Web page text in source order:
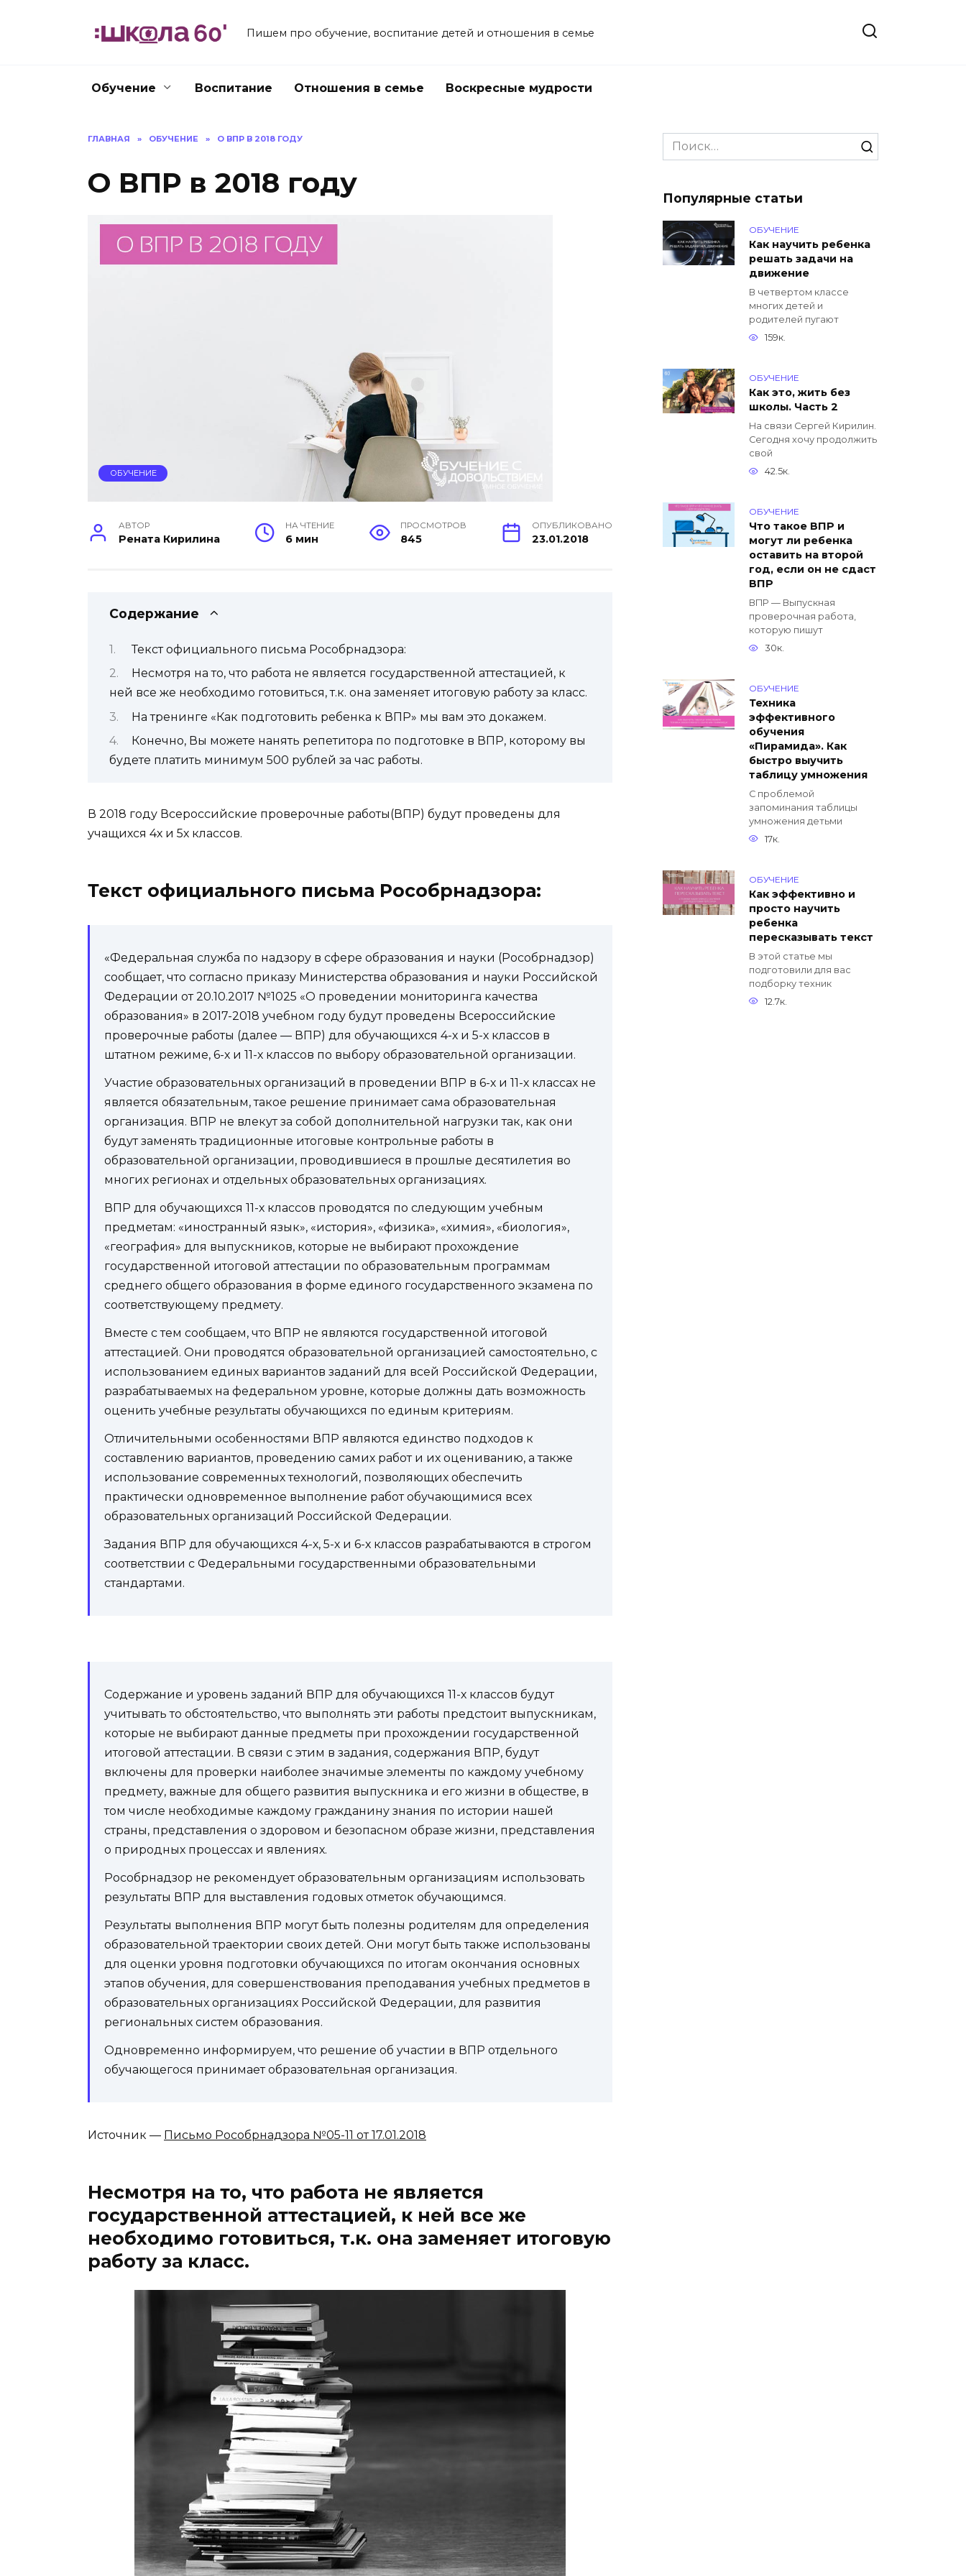
Пишем про обучение, воспитание детей и отношения в семье
Обучение Воспитание Отношения в семье Воскресные мудрости
ГЛАВНАЯ » ОБУЧЕНИЕ » О ВПР В 2018 ГОДУ
О ВПР в 2018 году
ОБУЧЕНИЕ
АВТОР
Рената Кирилина
НА ЧТЕНИЕ
6 мин
ПРОСМОТРОВ
845
ОПУБЛИКОВАНО
23.01.2018
Содержание
Текст официального письма Рособрнадзора:
Несмотря на то, что работа не является государственной аттестацией, к
ней все же необходимо готовиться, т.к. она заменяет итоговую работу за класс.
На тренинге «Как подготовить ребенка к ВПР» мы вам это докажем.
Конечно, Вы можете нанять репетитора по подготовке в ВПР, которому вы
будете платить минимум 500 рублей за час работы.
В 2018 году Всероссийские проверочные работы(ВПР) будут проведены для
учащихся 4х и 5х классов.
Текст официального письма Рособрнадзора:
«Федеральная служба по надзору в сфере образования и науки (Рособрнадзор)
сообщает, что согласно приказу Министерства образования и науки Российской
Федерации от 20.10.2017 №1025 «О проведении мониторинга качества
образования» в 2017-2018 учебном году будут проведены Всероссийские
проверочные работы (далее — ВПР) для обучающихся 4-х и 5-х классов в
штатном режиме, 6-х и 11-х классов по выбору образовательной организации.
Участие образовательных организаций в проведении ВПР в 6-х и 11-х классах не
является обязательным, такое решение принимает сама образовательная
организация. ВПР не влекут за собой дополнительной нагрузки так, как они
будут заменять традиционные итоговые контрольные работы в
образовательной организации, проводившиеся в прошлые десятилетия во
многих регионах и отдельных образовательных организациях.
ВПР для обучающихся 11-х классов проводятся по следующим учебным
предметам: «иностранный язык», «история», «физика», «химия», «биология»,
«география» для выпускников, которые не выбирают прохождение
государственной итоговой аттестации по образовательным программам
среднего общего образования в форме единого государственного экзамена по
соответствующему предмету.
Вместе с тем сообщаем, что ВПР не являются государственной итоговой
аттестацией. Они проводятся образовательной организацией самостоятельно, с
использованием единых вариантов заданий для всей Российской Федерации,
разрабатываемых на федеральном уровне, которые должны дать возможность
оценить учебные результаты обучающихся по единым критериям.
Отличительными особенностями ВПР являются единство подходов к
составлению вариантов, проведению самих работ и их оцениванию, а также
использование современных технологий, позволяющих обеспечить
практически одновременное выполнение работ обучающимися всех
образовательных организаций Российской Федерации.
Задания ВПР для обучающихся 4-х, 5-х и 6-х классов разрабатываются в строгом
соответствии с Федеральными государственными образовательными
стандартами.
Содержание и уровень заданий ВПР для обучающихся 11-х классов будут
учитывать то обстоятельство, что выполнять эти работы предстоит выпускникам,
которые не выбирают данные предметы при прохождении государственной
итоговой аттестации. В связи с этим в задания, содержания ВПР, будут
включены для проверки наиболее значимые элементы по каждому учебному
предмету, важные для общего развития выпускника и его жизни в обществе, в
том числе необходимые каждому гражданину знания по истории нашей
страны, представления о здоровом и безопасном образе жизни, представления
о природных процессах и явлениях.
Рособрнадзор не рекомендует образовательным организациям использовать
результаты ВПР для выставления годовых отметок обучающимся.
Результаты выполнения ВПР могут быть полезны родителям для определения
образовательной траектории своих детей. Они могут быть также использованы
для оценки уровня подготовки обучающихся по итогам окончания основных
этапов обучения, для совершенствования преподавания учебных предметов в
образовательных организациях Российской Федерации, для развития
региональных систем образования.
Одновременно информируем, что решение об участии в ВПР отдельного
обучающегося принимает образовательная организация.
Источник — Письмо Рособрнадзора №05-11 от 17.01.2018
Несмотря на то, что работа не является
государственной аттестацией, к ней все же
необходимо готовиться, т.к. она заменяет итоговую
работу за класс.
Search
for:
Популярные статьи
ОБУЧЕНИЕ
Как научить ребенка
решать задачи на
движение
В четвертом классе
многих детей и
родителей пугают
159к.
ОБУЧЕНИЕ
Как это, жить без
школы. Часть 2
На связи Сергей Кирилин.
Сегодня хочу продолжить
свой
42.5к.
ОБУЧЕНИЕ
Что такое ВПР и
могут ли ребенка
оставить на второй
год, если он не сдаст
ВПР
ВПР — Выпускная
проверочная работа,
которую пишут
30к.
ОБУЧЕНИЕ
Техника
эффективного
обучения
«Пирамида». Как
быстро выучить
таблицу умножения
С проблемой
запоминания таблицы
умножения детьми
17к.
ОБУЧЕНИЕ
Как эффективно и
просто научить
ребенка
пересказывать текст
В этой статье мы
подготовили для вас
подборку техник
12.7к.